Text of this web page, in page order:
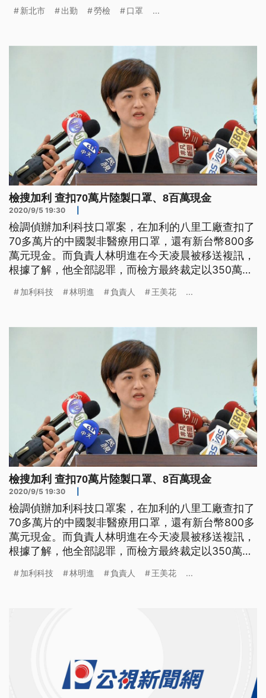
配送，加利負責人林明進說，為了達到國家口罩隊產
面。新北市勞檢處表示，今年2月到5月疫情嚴峻期
間，新北有兩家口罩工廠趕工
新北市 出勤 勞檢 口罩 ...
檢搜加利 查扣70萬片陸製口罩、8百萬現金
2020/9/5 19:30
檢調偵辦加利科技口罩案，在加利的八里工廠查扣了
70多萬片的中國製非醫療用口罩，還有新台幣800多
萬元現金。而負責人林明進在今天凌晨被移送複訊，
根據了解，他全部認罪，而檢方最終裁定以350萬元
制口罩市場販售的，加利科技負責人林明進，經檢調
於案件一改之前態度，低調回應「沒有委屈」，並表
示會開始受理民眾退貨後，便
加利科技 林明進 負責人 王美花 ...
檢搜加利 查扣70萬片陸製口罩、8百萬現金
2020/9/5 19:30
檢調偵辦加利科技口罩案，在加利的八里工廠查扣了
70多萬片的中國製非醫療用口罩，還有新台幣800多
萬元現金。而負責人林明進在今天凌晨被移送複訊，
根據了解，他全部認罪，而檢方最終裁定以350萬元
制口罩市場販售的，加利科技負責人林明進，經檢調
加利科技 林明進 負責人 王美花 ...